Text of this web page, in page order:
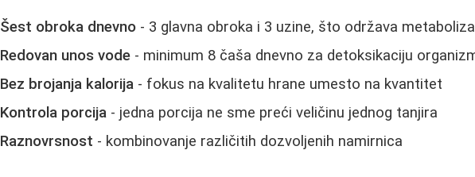
Šest obroka dnevno - 3 glavna obroka i 3 uzine, što održava
Redovan unos vode - minimum 8 čaša dnevno za detoksikaciju
Bez brojanja kalorija - fokus na kvalitetu hrane umesto na kvantitet
Kontrola porcija - jedna porcija ne sme preći veličinu jednog tanjira
Raznovrsnost - kombinovanje različitih dozvoljenih namirnica